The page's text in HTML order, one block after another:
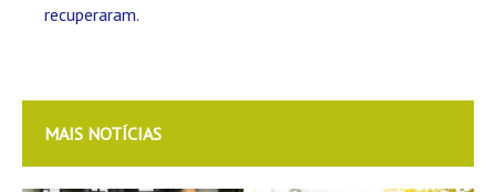
recuperaram.
MAIS NOTÍCIAS